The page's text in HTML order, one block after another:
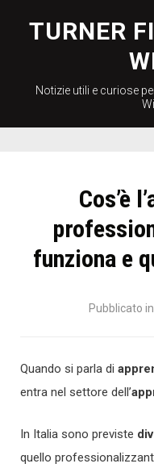
TURNER
Notizie utili e curiose
Cos’è
funziona e
Pubblicato in
Quando si parla di
entra nel settore dell’
In Italia sono previste
quello